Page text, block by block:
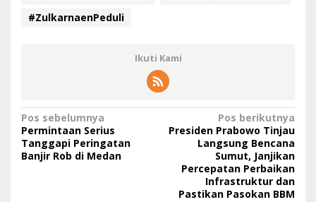
#ZulkarnaenPeduli
Ikuti Kami
N
a
v
Pos sebelumnya
Permintaan Serius
Tanggapi Peringatan
Banjir Rob di Medan
Pos berikutnya
Presiden Prabowo Tinjau
Langsung Bencana
Sumut, Janjikan
Percepatan Perbaikan
Infrastruktur dan
Pastikan Pasokan BBM